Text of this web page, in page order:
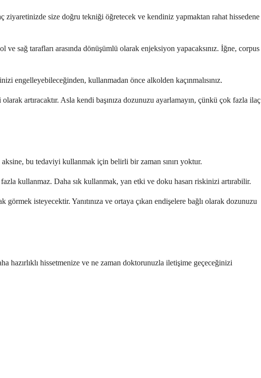
size doğru tekniği öğretecek ve kendiniz yapmaktan rahat hissedene
sağ tarafları arasında dönüşümlü olarak enjeksiyon yapacaksınız. İğne, corpus
engelleyebileceğinden, kullanmadan önce alkolden kaçınmalısınız.
artıracaktır. Asla kendi başınıza dozunuzu ayarlamayın, çünkü çok fazla ilaç
bu tedaviyi kullanmak için belirli bir zaman sınırı yoktur.
kullanmaz. Daha sık kullanmak, yan etki ve doku hasarı riskinizi artırabilir.
isteyecektir. Yanıtınıza ve ortaya çıkan endişelere bağlı olarak dozunuzu
hissetmenize ve ne zaman doktorunuzla iletişime geçeceğinizi